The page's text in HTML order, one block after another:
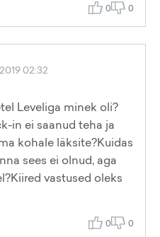
0 0
02:32
Leveliga minek oli?
in ei saanud teha ja
kohale läksite?Kuidas
sees ei olnud, aga
vastused oleks
0 0